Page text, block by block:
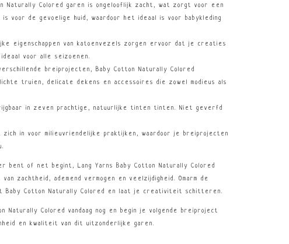
Naturally Colored garen is ongelooflijk zacht, wat zorgt voor een
voor de gevoelige huid, waardoor het ideaal is voor babykleding
eigenschappen van katoenvezels zorgen ervoor dat je creaties
voor alle seizoenen.
breiprojecten, Baby Cotton Naturally Colored
truien, delicate dekens en accessoires die zowel modieus als
in zeven prachtige, natuurlijke tinten tinten. Niet geverfd
zich in voor milieuvriendelijke praktijken, waardoor je breiprojecten
of net begint, Lang Yarns Baby Cotton Naturally Colored
zachtheid, ademend vermogen en veelzijdigheid. Omarm de
Baby Cotton Naturally Colored en laat je creativiteit schitteren.
Naturally Colored vandaag nog en begin je volgende breiproject
en kwaliteit van dit uitzonderlijke garen.